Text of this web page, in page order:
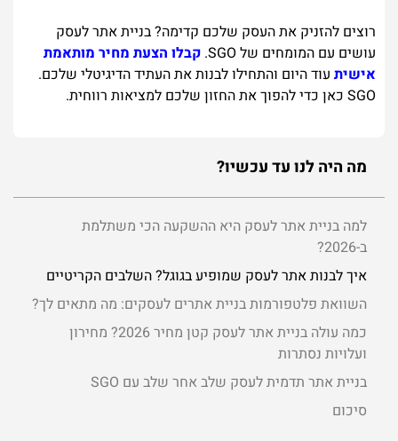
רוצים להזניק את העסק שלכם קדימה? בניית אתר לעסק
עושים עם המומחים של SGO.
קבלו הצעת מחיר מותאמת
אישית עוד היום והתחילו לבנות את העתיד הדיגיטלי שלכם.
SGO כאן כדי להפוך את החזון שלכם למציאות רווחית.
מה היה לנו עד עכשיו?
למה בניית אתר לעסק היא ההשקעה הכי משתלמת
ב-2026?
איך לבנות אתר לעסק שמופיע בגוגל? השלבים הקריטיים
השוואת פלטפורמות בניית אתרים לעסקים: מה מתאים לך?
כמה עולה בניית אתר לעסק קטן מחיר 2026? מחירון
ועלויות נסתרות
בניית אתר תדמית לעסק שלב אחר שלב עם SGO
סיכום